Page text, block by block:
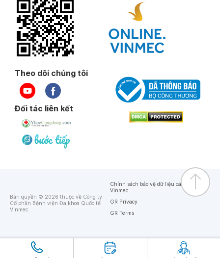
Theo dõi chúng tôi
Đối tác liên kết
Bản quyền © 2026 thuộc về Công ty
Cổ phần Bệnh viện Đa khoa Quốc tế
Vinmec
Chính sách bảo vệ dữ liệu cá nhân của
Vinmec
GR Privacy
GR Terms